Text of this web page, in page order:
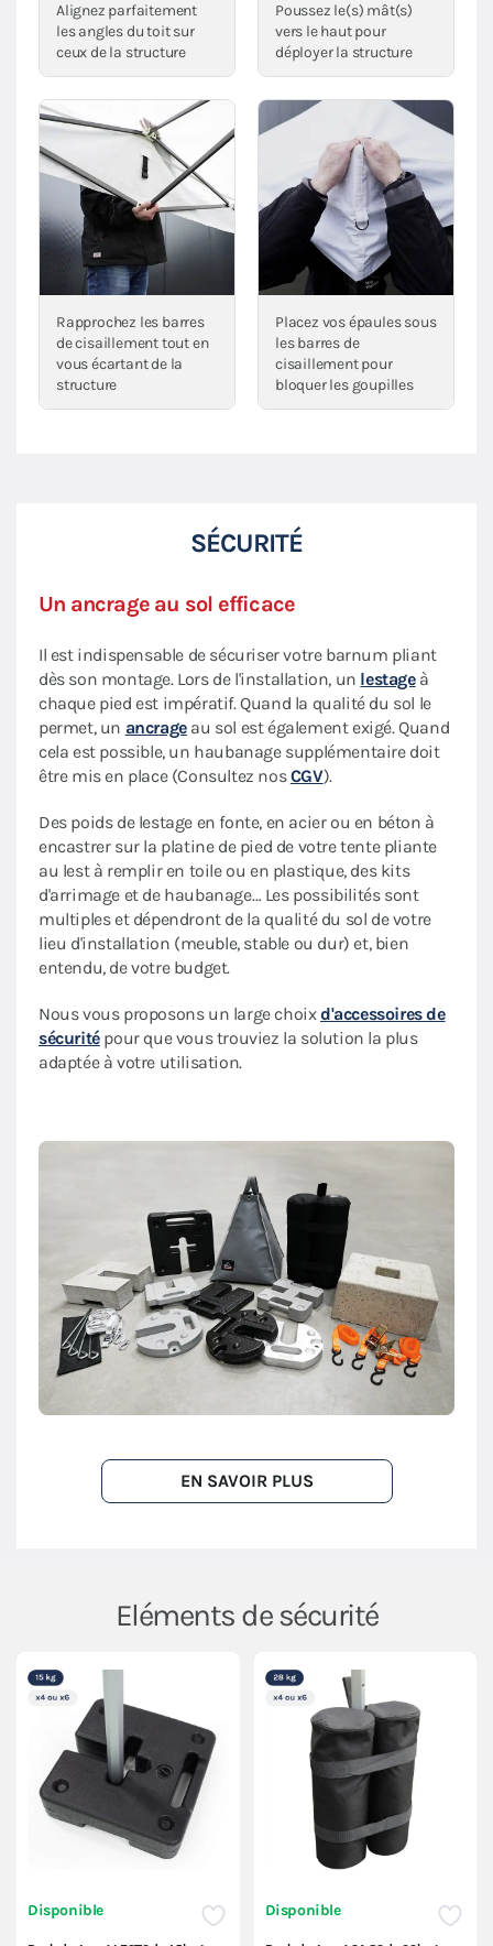
Alignez parfaitement
les angles du toit sur
ceux de la structure
Poussez le(s) mât(s)
vers le haut pour
déployer la structure
Rapprochez les barres
de cisaillement tout en
vous écartant de la
structure
Placez vos épaules sous
les barres de
cisaillement pour
bloquer les goupilles
SÉCURITÉ
Un ancrage au sol efficace
Il est indispensable de sécuriser votre barnum pliant
dès son montage. Lors de l'installation, un lestageà
chaque pied est impératif. Quand la qualité du sol le
permet, un ancrageau sol est également exigé. Quand
cela est possible, un haubanage supplémentaire doit
être mis en place (Consultez nosCGV).
Des poids de lestage en fonte, en acier ou en béton à
encastrer sur la platine de pied de votre tente pliante
au lest à remplir en toile ou en plastique, des kits
d'arrimage et de haubanage… Les possibilités sont
multiples et dépendront de la qualité du sol de votre
lieu d'installation (meuble, stable ou dur) et, bien
entendu, de votre budget.
Nous vous proposons un large choixd'accessoires de
sécuritépour que vous trouviez la solution la plus
adaptée à votre utilisation.
EN SAVOIR PLUS
Eléments de sécurité
Disponible Disponible